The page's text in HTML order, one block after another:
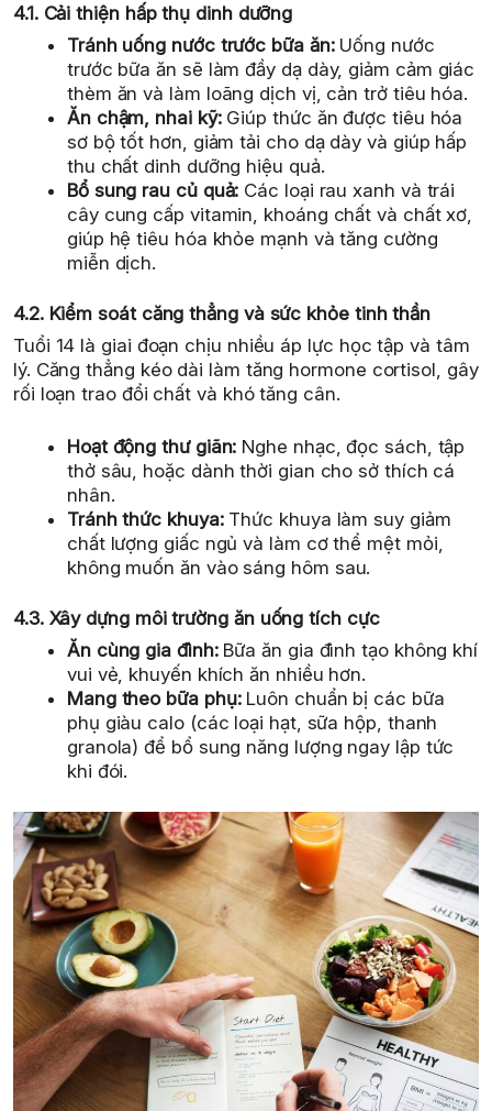
4.1. Cải thiện hấp thụ dinh dưỡng
Tránh uống nước trước bữa ăn:Uống nước
trước bữa ăn sẽ làm đầy dạ dày, giảm cảm giác
thèm ăn và làm loãng dịch vị, cản trở tiêu hóa.
Ăn chậm, nhai kỹ:Giúp thức ăn được tiêu hóa
sơ bộ tốt hơn, giảm tải cho dạ dày và giúp hấp
thu chất dinh dưỡng hiệu quả.
Bổ sung rau củ quả: Các loại rau xanh và trái
cây cung cấp vitamin, khoáng chất và chất xơ,
giúp hệ tiêu hóa khỏe mạnh và tăng cường
miễn dịch.
4.2. Kiểm soát căng thẳng và sức khỏe tinh thần
Tuổi 14 là giai đoạn chịu nhiều áp lực học tập và tâm
lý. Căng thẳng kéo dài làm tăng hormone cortisol, gây
rối loạn trao đổi chất và khó tăng cân.
Hoạt động thư giãn: Nghe nhạc, đọc sách, tập
thở sâu, hoặc dành thời gian cho sở thích cá
nhân.
Tránh thức khuya:Thức khuya làm suy giảm
chất lượng giấc ngủ và làm cơ thể mệt mỏi,
không muốn ăn vào sáng hôm sau.
4.3. Xây dựng môi trường ăn uống tích cực
Ăn cùng gia đình:Bữa ăn gia đình tạo không khí
vui vẻ, khuyến khích ăn nhiều hơn.
Mang theo bữa phụ:Luôn chuẩn bị các bữa
phụ giàu calo (các loại hạt, sữa hộp, thanh
granola) để bổ sung năng lượng ngay lập tức
khi đói.